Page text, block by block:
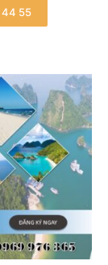
44 55